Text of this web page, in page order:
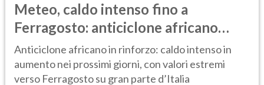
Meteo, caldo intenso fino a
Ferragosto: anticiclone africano
ancora protagonista
Anticiclone africano in rinforzo: caldo intenso in
aumento nei prossimi giorni, con valori estremi
verso Ferragosto su gran parte d’Italia